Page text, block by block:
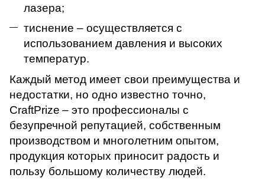
лазера;
тиснение – осуществляется с
использованием давления и высоких
температур.
Каждый метод имеет свои преимущества и
недостатки, но одно известно точно,
CraftPrize – это профессионалы с
безупречной репутацией, собственным
производством и многолетним опытом,
продукция которых приносит радость и
пользу большому количеству людей.